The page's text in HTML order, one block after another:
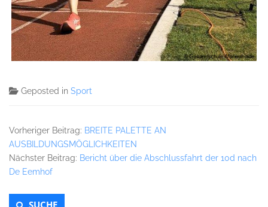
Geposted in Sport
Vorheriger Beitrag: BREITE PALETTE AN
AUSBILDUNGSMÖGLICHKEITEN
Nächster Beitrag: Bericht über die Abschlussfahrt der 10d nach
De Eemhof
Untergeordnet